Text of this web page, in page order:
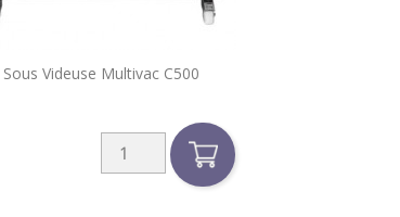
Sous Videuse Multivac C500
Aperçu rapide